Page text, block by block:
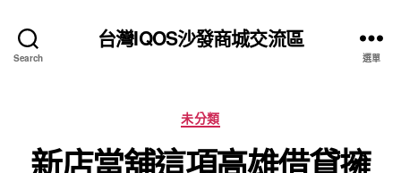
Search
台灣IQOS沙發商城交流區
選單
分
類
未分類
新店當舖這項高雄借貸擁